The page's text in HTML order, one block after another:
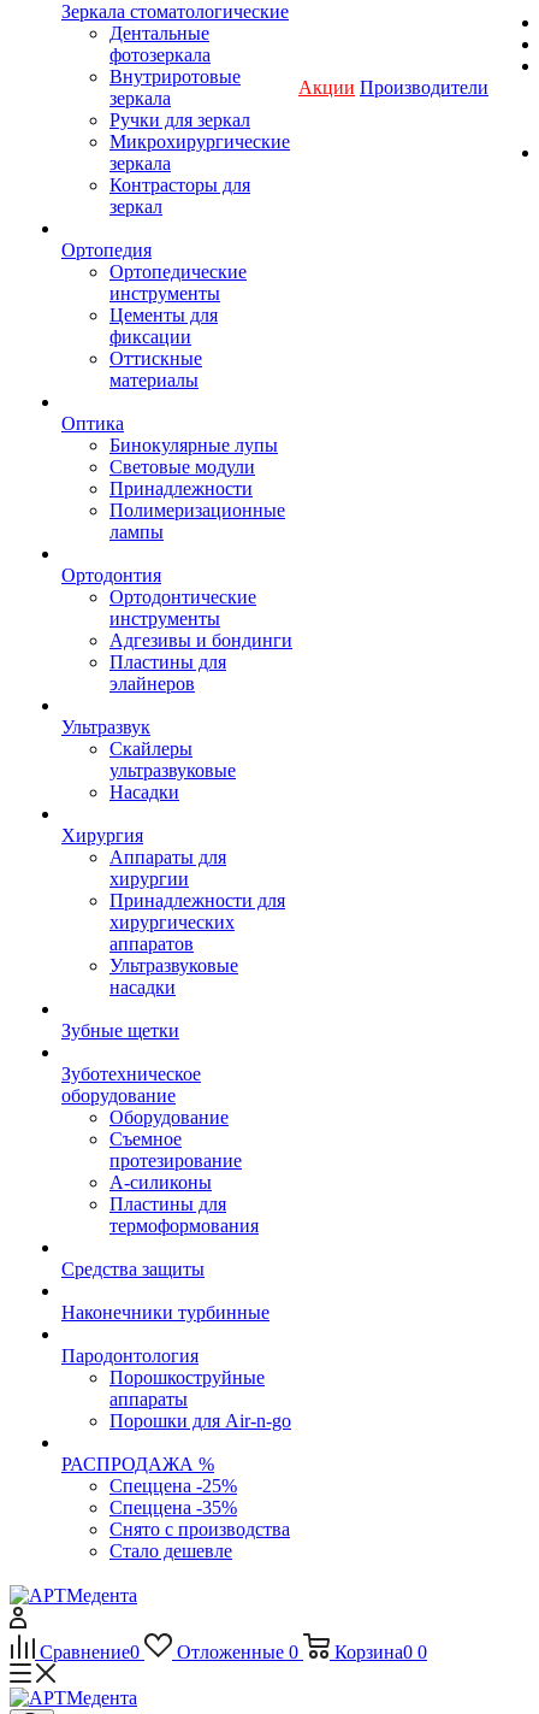
Зеркала стоматологические
Дентальные
фотозеркала
Внутриротовые
зеркала
Ручки для зеркал
Микрохирургические
зеркала
Контрасторы для
зеркал
Ортопедия
Ортопедические
инструменты
Цементы для
фиксации
Оттискные
материалы
Оптика
Бинокулярные лупы
Световые модули
Принадлежности
Полимеризационные
лампы
Ортодонтия
Ортодонтические
инструменты
Адгезивы и бондинги
Пластины для
элайнеров
Ультразвук
Скайлеры
ультразвуковые
Насадки
Хирургия
Аппараты для
хирургии
Принадлежности для
хирургических
аппаратов
Ультразвуковые
насадки
Зубные щетки
Зуботехническое
оборудование
Оборудование
Съемное
протезирование
А-силиконы
Пластины для
термоформования
Средства защиты
Наконечники турбинные
Пародонтология
Порошкоструйные
аппараты
Порошки для Air-n-go
РАСПРОДАЖА %
Спеццена -25%
Спеццена -35%
Снято с производства
Стало дешевле
Акции Производители
Сравнение0 Отложенные 0 Корзина0 0